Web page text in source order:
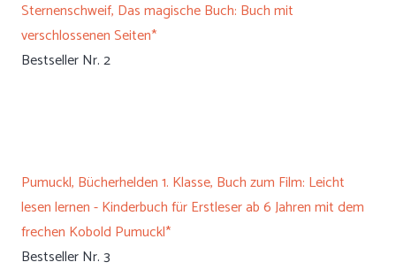
Sternenschweif, Das magische Buch: Buch mit
verschlossenen Seiten*
Bestseller Nr. 2
Pumuckl, Bücherhelden 1. Klasse, Buch zum Film: Leicht
lesen lernen - Kinderbuch für Erstleser ab 6 Jahren mit dem
frechen Kobold Pumuckl*
Bestseller Nr. 3